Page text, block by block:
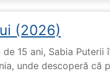
(2026)
15 ani, Sabia Puterii
unde descoperă că